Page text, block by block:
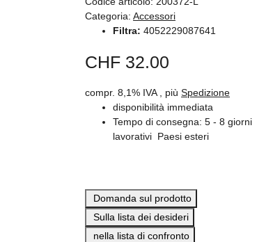
Categoria: Accessori
Filtra: 4052229087641
CHF 32.00
compr. 8,1% IVA , più Spedizione
disponibilità immediata
Tempo di consegna: 5 - 8 giorni
lavorativi Paesi esteri
Domanda sul prodotto
Sulla lista dei desideri
nella lista di confronto